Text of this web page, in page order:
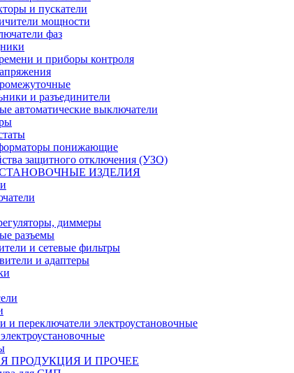
и пускатели
мощности
фаз
и приборы контроля
и разъединители
автоматические выключатели
понижающие
защитного отключения (УЗО)
ИЗДЕЛИЯ
диммеры
разъемы
и сетевые фильтры
и адаптеры
и переключатели электроустановочные
ПРОДУКЦИЯ И ПРОЧЕЕ